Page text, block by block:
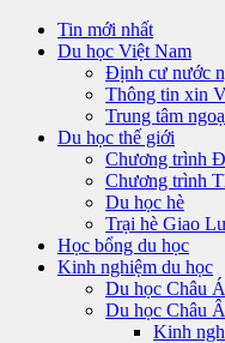
Tin mới nhất
Du học Việt Nam
Định cư nước
Thông tin xin
Trung tâm
Du học thế giới
Chương trình
Chương trình
Du học hè
Trại hè Giao
Học bổng du học
Kinh nghiệm du học
Du học Châu Á
Du học Châu
Kinh